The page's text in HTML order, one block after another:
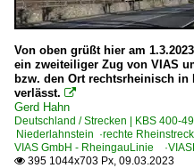
Von oben grüßt hier am
ein zweiteiliger Zug von VIAS
bzw. den Ort rechtsrheinisch
verlässt. 
Gerd Hahn
Deutschland / Strecken | KBS 400-
Niederlahnstein ·rechte
VIAS GmbH - RheingauLinie
 395 1044x703 Px, 09.03.2023